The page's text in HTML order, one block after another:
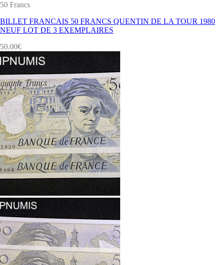
50 Francs
BILLET FRANCAIS 50 FRANCS QUENTIN DE LA TOUR 1980
NEUF LOT DE 3 EXEMPLAIRES
50.00€